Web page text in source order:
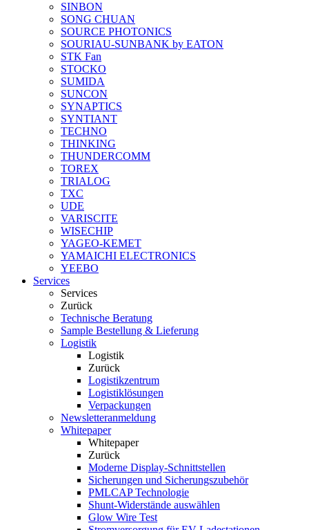
SINBON
SONG CHUAN
SOURCE PHOTONICS
SOURIAU-SUNBANK by EATON
STK Fan
STOCKO
SUMIDA
SUNCON
SYNAPTICS
SYNTIANT
TECHNO
THINKING
THUNDERCOMM
TOREX
TRIALOG
TXC
UDE
VARISCITE
WISECHIP
YAGEO-KEMET
YAMAICHI ELECTRONICS
YEEBO
Services
Services
Zurück
Technische Beratung
Sample Bestellung & Lieferung
Logistik
Logistik
Zurück
Logistikzentrum
Logistiklösungen
Verpackungen
Newsletteranmeldung
Whitepaper
Whitepaper
Zurück
Moderne Display-Schnittstellen
Sicherungen und Sicherungszubehör
PMLCAP Technologie
Shunt-Widerstände auswählen
Glow Wire Test